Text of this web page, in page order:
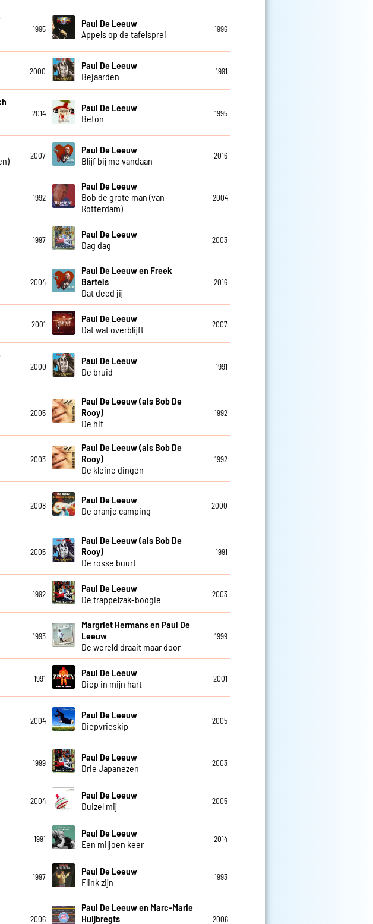
1995
Paul De Leeuw
Appels op de tafelsprei
1996
2000
Paul De Leeuw
Bejaarden
1991
2014
Paul De Leeuw
Beton
1995
2007
Paul De Leeuw
Blijf bij me vandaan
2016
1992
Paul De Leeuw
Bob de grote man (van
Rotterdam)
2004
1997
Paul De Leeuw
Dag dag
2003
2004
Paul De Leeuw en Freek
Bartels
Dat deed jij
2016
2001
Paul De Leeuw
Dat wat overblijft
2007
2000
Paul De Leeuw
De bruid
1991
2005
Paul De Leeuw (als Bob De
Rooy)
De hit
1992
2003
Paul De Leeuw (als Bob De
Rooy)
De kleine dingen
1992
2008
Paul De Leeuw
De oranje camping
2000
2005
Paul De Leeuw (als Bob De
Rooy)
De rosse buurt
1991
1992
Paul De Leeuw
De trappelzak-boogie
2003
1993
Margriet Hermans en Paul De
Leeuw
De wereld draait maar door
1999
1991
Paul De Leeuw
Diep in mijn hart
2001
2004
Paul De Leeuw
Diepvrieskip
2005
1999
Paul De Leeuw
Drie Japanezen
2003
2004
Paul De Leeuw
Duizel mij
2005
1991
Paul De Leeuw
Een miljoen keer
2014
1997
Paul De Leeuw
Flink zijn
1993
2006
Paul De Leeuw en Marc-Marie
Huijbregts
2006